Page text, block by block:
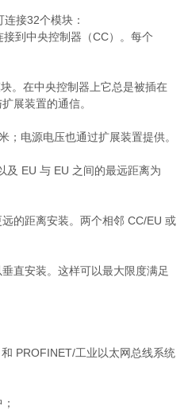
接32个模块：
到中央控制器（CC）。每个
。在中央控制器上它总是被插在
展装置的通信。
；电源电压也通过扩展装置提供。
及 EU 与 EU 之间的最远距离为
的距离安装。两个相邻 CC/EU 或
直安装。这样可以最大限度满足
PROFINET/工业以太网总线系统